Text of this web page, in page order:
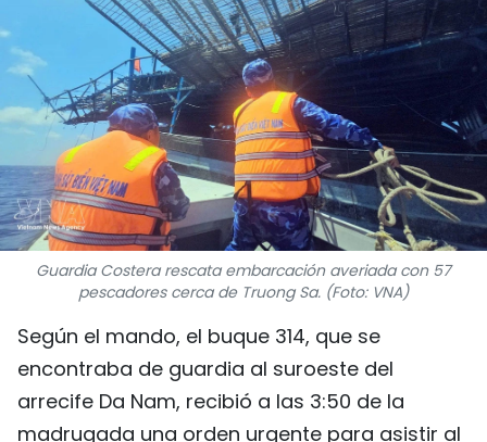
PUENTE DE AMISTAD
HISTORIAS MULTIMEDIA
FOTOGRAFÍA
¿QUIÉNES SOMOS?
TIẾNG VIỆT
中文
FRANÇAIS
Guardia Costera rescata embarcación averiada con 57
pescadores cerca de Truong Sa. (Foto: VNA)
Según el mando, el buque 314, que se
encontraba de guardia al suroeste del
arrecife Da Nam, recibió a las 3:50 de la
madrugada una orden urgente para asistir al